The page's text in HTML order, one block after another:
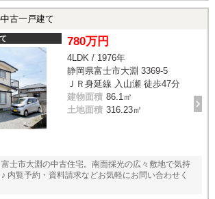
古一戸建て
780万円
4LDK / 1976年
静岡県富士市大淵 3369-5
ＪＲ身延線 入山瀬 徒歩47分
建物面積 86.1㎡
土地面積 316.23㎡
富士市大淵の中古住宅。南面採光の広々敷地で気持
内覧予約・資料請求などお気軽にお問い合わせく